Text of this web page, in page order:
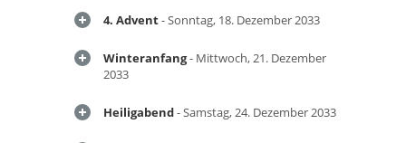
4. Advent- Sonntag, 18. Dezember 2033
Winteranfang- Mittwoch, 21. Dezember
2033
Heiligabend- Samstag, 24. Dezember 2033